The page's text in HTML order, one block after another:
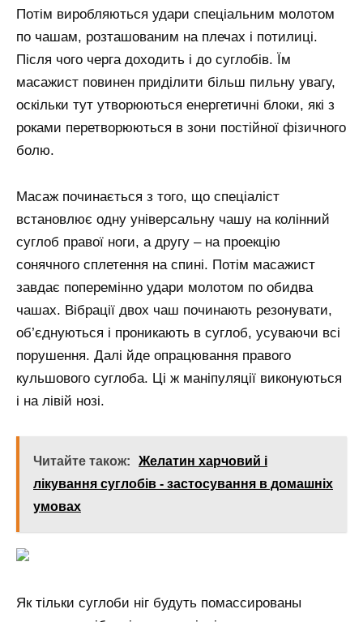
Потім виробляються удари спеціальним молотом
по чашам, розташованим на плечах і потилиці.
Після чого черга доходить і до суглобів. Їм
масажист повинен приділити більш пильну увагу,
оскільки тут утворюються енергетичні блоки, які з
роками перетворюються в зони постійної фізичного
болю.
Масаж починається з того, що спеціаліст
встановлює одну універсальну чашу на колінний
суглоб правої ноги, а другу – на проекцію
сонячного сплетення на спині. Потім масажист
завдає поперемінно удари молотом по обидва
чашах. Вібрації двох чаш починають резонувати,
об’єднуються і проникають в суглоб, усуваючи всі
порушення. Далі йде опрацювання правого
кульшового суглоба. Ці ж маніпуляції виконуються
і на лівій нозі.
Читайте також:
Желатин харчовий і
лікування суглобів - застосування в домашніх
умовах
Як тільки суглоби ніг будуть помассированы